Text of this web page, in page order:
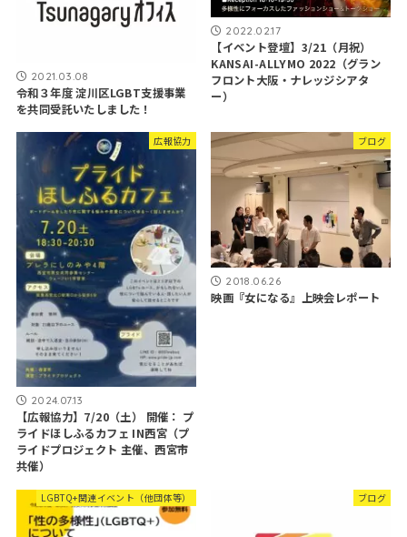
2021.03.08
令和３年度 淀川区LGBT支援事業
を共同受託いたしました！
2022.02.17
【イベント登壇】3/21（月祝）
KANSAI-ALLYMO 2022（グラン
フロント大阪・ナレッジシアタ
ー）
広報協力
2024.07.13
【広報協力】7/20（土） 開催： プ
ライドほしふるカフェ IN西宮（プ
ライドプロジェクト 主催、西宮市
共催）
ブログ
2018.06.26
映画『女になる』上映会レポート
LGBTQ+関連イベント（他団体等） ブログ